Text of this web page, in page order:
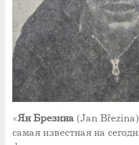
«Ян Брезина (Jan
самая известная на